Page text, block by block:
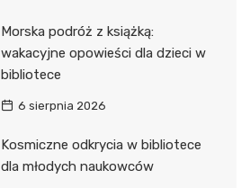
Morska podróż z książką:
wakacyjne opowieści dla dzieci w
bibliotece
6 sierpnia 2026
Kosmiczne odkrycia w bibliotece
dla młodych naukowców